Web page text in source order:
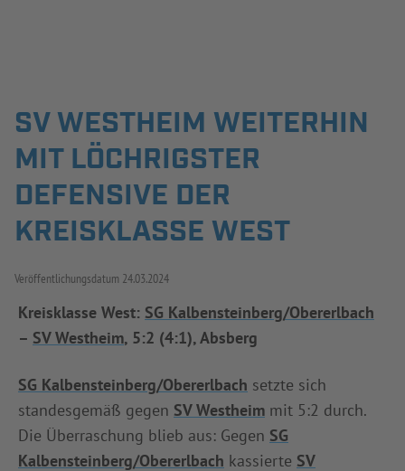
ERGEBNISSE & WETTBEWERBE
NEUIGKEITEN
SPIELBETRIEB & VERBANDSLEBEN
AUSBILDUNG & FÖRDERUNG
DER VERBAND
SV WESTHEIM WEITERHIN
MIT LÖCHRIGSTER
DEFENSIVE DER
KREISKLASSE WEST
Veröffentlichungsdatum 24.03.2024
Kreisklasse West: SG Kalbensteinberg/Obererlbach
– SV Westheim, 5:2 (4:1), Absberg
SG Kalbensteinberg/Obererlbach setzte sich
standesgemäß gegen SV Westheim mit 5:2 durch.
Die Überraschung blieb aus: Gegen SG
Kalbensteinberg/Obererlbach kassierte SV